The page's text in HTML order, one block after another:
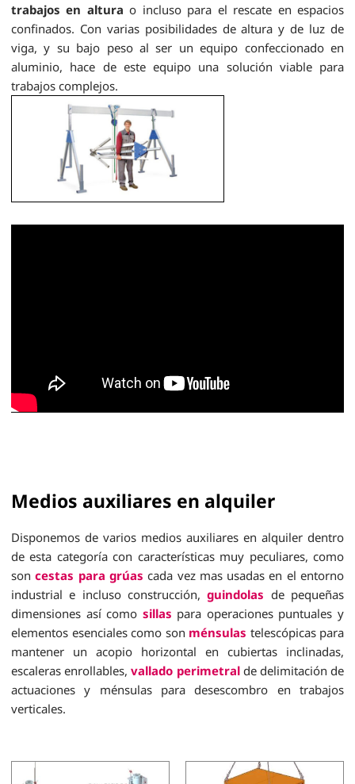
trabajos en altura o incluso para el rescate en espacios
confinados. Con varias posibilidades de altura y de luz de
viga, y su bajo peso al ser un equipo confeccionado en
aluminio, hace de este equipo una solución viable para
trabajos complejos.
Medios auxiliares en alquiler
Disponemos de varios medios auxiliares en alquiler dentro
de esta categoría con características muy peculiares, como
soncestas para grúas cada vez mas usadas en el entorno
industrial e incluso construcción,guindolas de pequeñas
dimensiones así como sillas para operaciones puntuales y
elementos esenciales como son ménsulas telescópicas para
mantener un acopio horizontal en cubiertas inclinadas,
escaleras enrollables,vallado perimetralde delimitación de
actuaciones y ménsulas para desescombro en trabajos
verticales.